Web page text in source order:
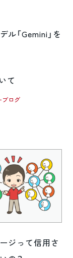
ル「Gemini」を
て
ブログ
ジって信用さ